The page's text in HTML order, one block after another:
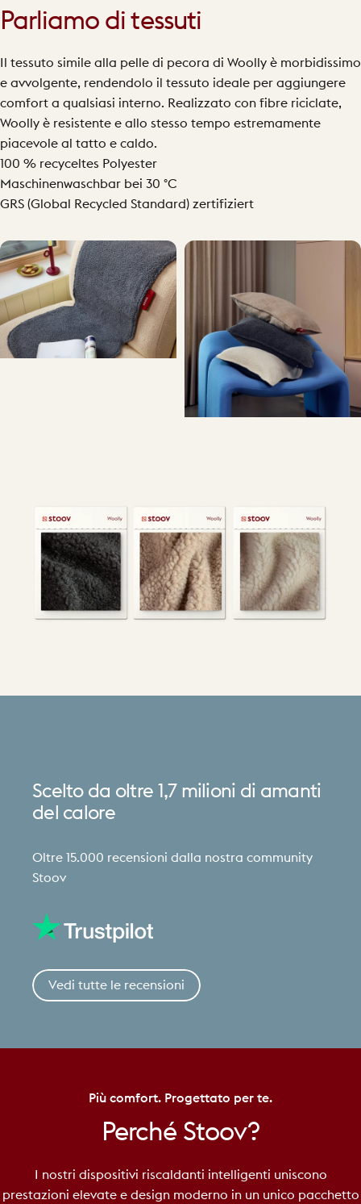
Parliamo di tessuti
Il tessuto simile alla pelle di pecora di Woolly è morbidissimo
e avvolgente, rendendolo il tessuto ideale per aggiungere
comfort a qualsiasi interno. Realizzato con fibre riciclate,
Woolly è resistente e allo stesso tempo estremamente
piacevole al tatto e caldo.
100 % recyceltes Polyester
Maschinenwaschbar bei 30 °C
GRS (Global Recycled Standard) zertifiziert
Scelto da oltre 1,7 milioni di amanti
del calore
Oltre 15.000 recensioni dalla nostra community
Stoov
Vedi tutte le recensioni
Più comfort. Progettato per te.
Perché Stoov?
I nostri dispositivi riscaldanti intelligenti uniscono
prestazioni elevate e design moderno in un unico pacchetto